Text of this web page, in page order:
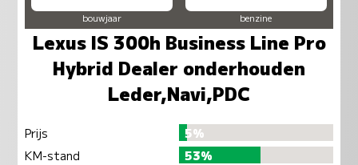
bouwjaar benzine
Lexus IS 300h Business Line Pro
Hybrid Dealer onderhouden
Leder,Navi,PDC
Prijs
5%
KM-stand
53%